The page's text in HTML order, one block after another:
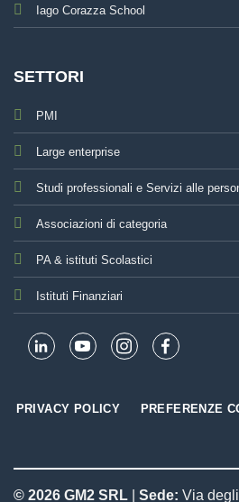
Iago Corazza School
SETTORI
PMI
Large enterprise
Studi professionali e Servizi alle
Associazioni di categoria
PA & istituti Scolastici
Istituti Finanziari
PRIVACY POLICY PREFERENZE
© 2026 GM2 SRL Sede: Via